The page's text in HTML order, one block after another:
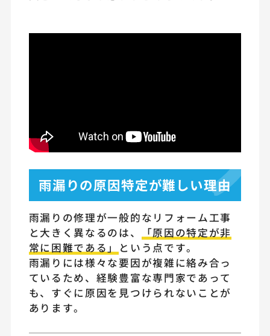
雨漏りの原因特定が難しい理由
雨漏りの修理が一般的なリフォーム工事
と大きく異なるのは、
「原因の特定が非
常に困難である」
という点です。
雨漏りには様々な要因が複雑に絡み合っ
ているため、経験豊富な専門家であって
も、すぐに原因を見つけられないことが
あります。